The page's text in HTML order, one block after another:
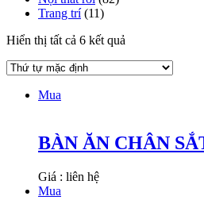
Trang trí (11)
Hiển thị tất cả 6 kết quả
Mua
BÀN ĂN CHÂN
Giá : liên hệ
Mua